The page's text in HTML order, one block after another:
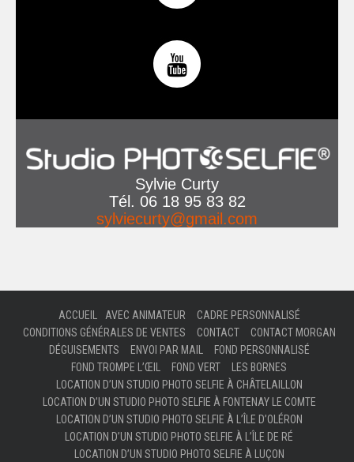
Sylvie Curty
Tél. 06 18 95 83 82
sylviecurty@gmail.com
ACCUEIL AVEC ANIMATEUR
CADRE PERSONNALISÉ
CONDITIONS GÉNÉRALES DE VENTES
CONTACT
CONTACT MORGAN
DÉGUISEMENTS
ENVOI PAR MAIL
FOND PERSONNALISÉ
FOND TROMPE L’ŒIL
FOND VERT
LES BORNES
LOCATION D’UN STUDIO PHOTO SELFIE À CHÂTELAILLON
LOCATION D’UN STUDIO PHOTO SELFIE À FONTENAY LE COMTE
LOCATION D’UN STUDIO PHOTO SELFIE À L’ÎLE D’OLÉRON
LOCATION D’UN STUDIO PHOTO SELFIE À L’ÎLE DE RÉ
LOCATION D’UN STUDIO PHOTO SELFIE À LUÇON